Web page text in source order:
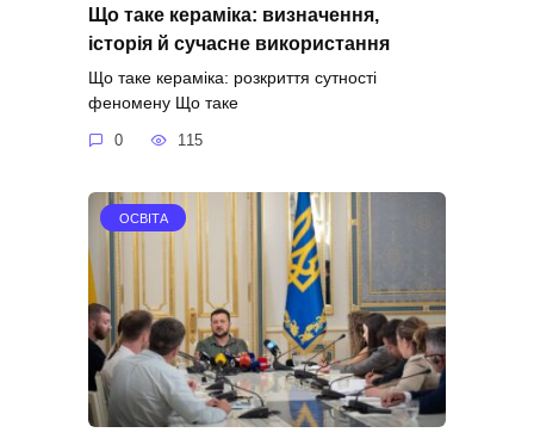
Що таке кераміка: визначення,
історія й сучасне використання
Що таке кераміка: розкриття сутності
феномену Що таке
0 115
ОСВІТА